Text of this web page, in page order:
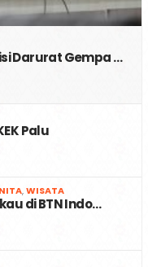
Darurat Gempa …
Palu
,WISATA
di BTN Indo…